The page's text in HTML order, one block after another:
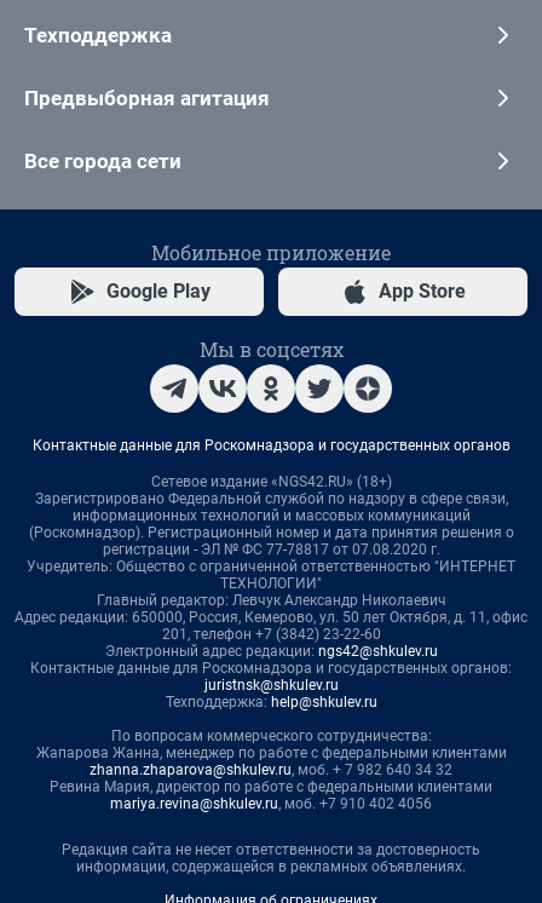
Техподдержка
Предвыборная агитация
Все города сети
Мобильное приложение
Google Play App Store
Мы в соцсетях
Контактные данные для Роскомнадзора и государственных органов
Сетевое издание «NGS42.RU» (18+)
Зарегистрировано Федеральной службой по надзору в сфере связи,
информационных технологий и массовых коммуникаций
(Роскомнадзор). Регистрационный номер и дата принятия решения о
регистрации - ЭЛ № ФС 77-78817 от 07.08.2020 г.
Учредитель: Общество с ограниченной ответственностью "ИНТЕРНЕТ
ТЕХНОЛОГИИ"
Главный редактор: Левчук Александр Николаевич
Адрес редакции: 650000, Россия, Кемерово, ул. 50 лет Октября, д. 11, офис
201, телефон +7 (3842) 23-22-60
Электронный адрес редакции: ngs42@shkulev.ru
Контактные данные для Роскомнадзора и государственных органов:
juristnsk@shkulev.ru
Техподдержка: help@shkulev.ru
По вопросам коммерческого сотрудничества:
Жапарова Жанна, менеджер по работе с федеральными клиентами
zhanna.zhaparova@shkulev.ru, моб. + 7 982 640 34 32
Ревина Мария, директор по работе с федеральными клиентами
mariya.revina@shkulev.ru, моб. +7 910 402 4056
Редакция сайта не несет ответственности за достоверность
информации, содержащейся в рекламных объявлениях.